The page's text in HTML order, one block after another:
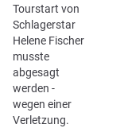
Tourstart von
Schlagerstar
Helene Fischer
musste
abgesagt
werden -
wegen einer
Verletzung.